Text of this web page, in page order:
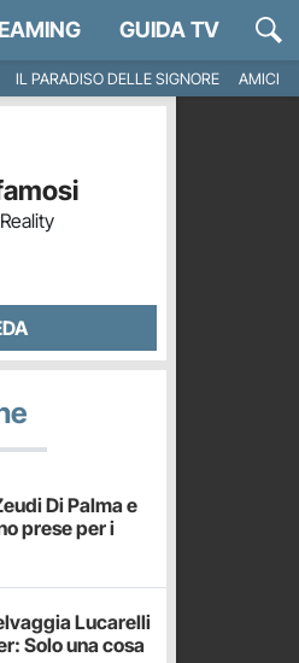
GUIDA TV
IL PARADISO DELLE SIGNORE
AMICI
Di Palma e
prese per i
Lucarelli
Solo una cosa